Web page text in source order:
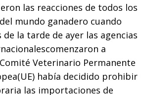
las reacciones de todos los
mundo ganadero cuando
la tarde de ayer las agencias
a
Veterinario Permanente
había decidido prohibir
las importaciones de